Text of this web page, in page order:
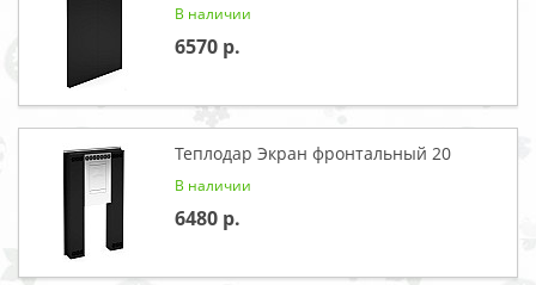
В наличии
6570
Теплодар Экран фронтальный 20
В наличии
6480